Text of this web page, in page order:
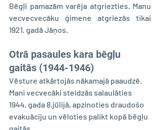
Bēgļi pamazām varēja atgriezties. Manu
vecvecvecāku ģimene atgriezās tikai
1921. gadā Jāņos.
Otrā pasaules kara bēgļu
gaitās (1944-1946)
Vēsture atkārtojās nākamajā paaudzē.
Mani vecvecāki steidzās salaulāties
1944. gada 8.jūlijā, apzinoties draudošo
evakuāciju un vēloties palikt kopā bēgļu
gaitās.